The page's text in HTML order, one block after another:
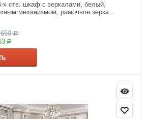
ств. шкаф с зеркалами, белый,
механизмом, рамочное зерка...
Р
Р